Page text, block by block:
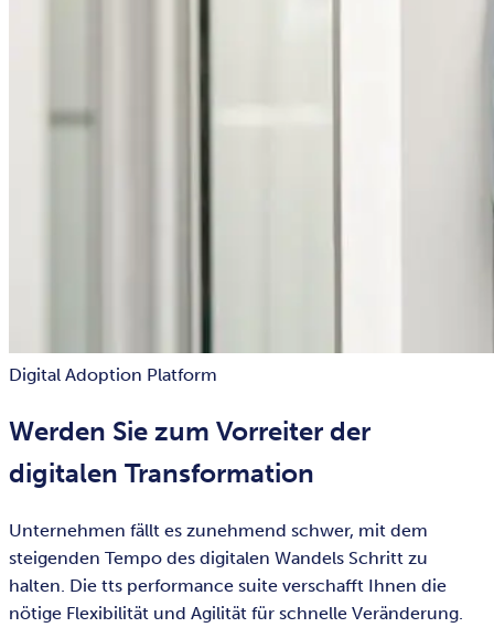
Digital Adoption Platform
Werden Sie zum Vorreiter der
digitalen Transformation
Unternehmen fällt es zunehmend schwer, mit dem
steigenden Tempo des digitalen Wandels Schritt zu
halten. Die tts performance suite verschafft Ihnen die
nötige Flexibilität und Agilität für schnelle Veränderung.